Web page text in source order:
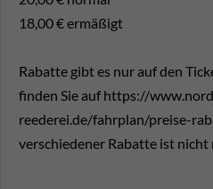
18,00 € ermäßigt
Rabatte gibt es nur auf den
finden Sie auf https://
reederei.de/fahrplan/preise-
verschiedener Rabatte ist nicht